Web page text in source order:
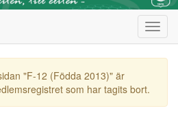
"F-12 (Födda 2013)" är
som har tagits bort.